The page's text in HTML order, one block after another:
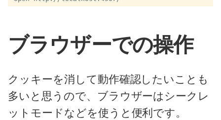
ブラウザーでの操作
クッキーを消して動作確認したいことも
多いと思うので、ブラウザーはシークレ
ットモードなどを使うと便利です。